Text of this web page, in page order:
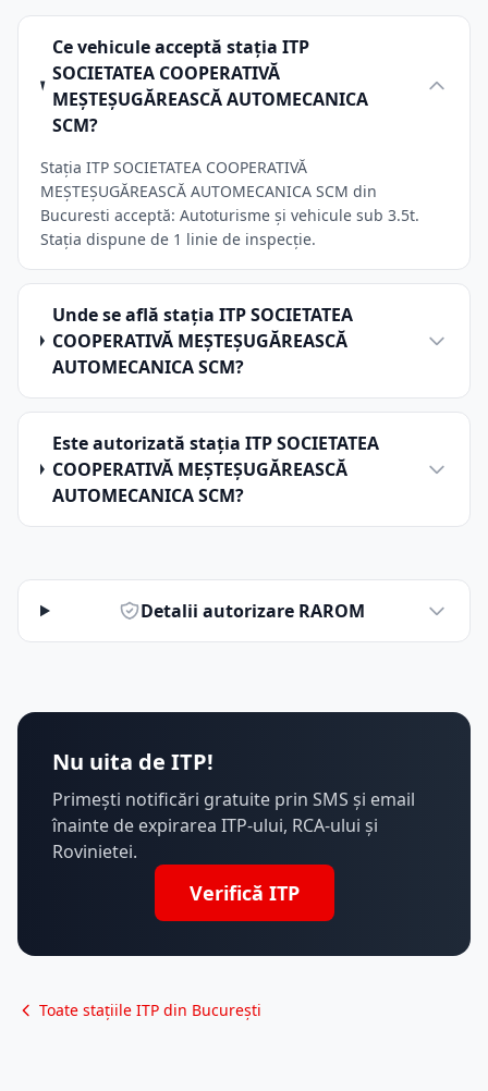
Ce vehicule acceptă stația ITP
SOCIETATEA COOPERATIVĂ
MEŞTEŞUGĂREASCĂ AUTOMECANICA
SCM?
Stația ITP SOCIETATEA COOPERATIVĂ
MEŞTEŞUGĂREASCĂ AUTOMECANICA SCM din
Bucuresti acceptă: Autoturisme și vehicule sub 3.5t.
Stația dispune de 1 linie de inspecție.
Unde se află stația ITP SOCIETATEA
COOPERATIVĂ MEŞTEŞUGĂREASCĂ
AUTOMECANICA SCM?
Este autorizată stația ITP SOCIETATEA
COOPERATIVĂ MEŞTEŞUGĂREASCĂ
AUTOMECANICA SCM?
Detalii autorizare RAROM
Nu uita de ITP!
Primești notificări gratuite prin SMS și email
înainte de expirarea ITP-ului, RCA-ului și
Rovinietei.
Verifică ITP
Toate stațiile ITP din București